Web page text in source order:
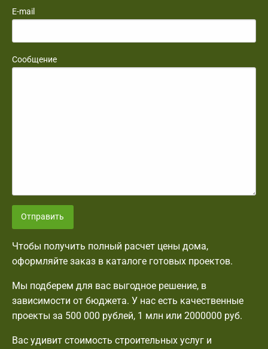
E-mail
Сообщение
Отправить
Чтобы получить полный расчет цены дома,
оформляйте заказ в каталоге готовых проектов.
Мы подберем для вас выгодное решение, в
зависимости от бюджета. У нас есть качественные
проекты за 500 000 рублей, 1 млн или 2000000 руб.
Вас удивит стоимость строительных услуг и